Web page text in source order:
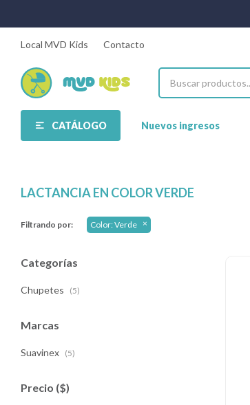
CATÁLOGO Nuevos ingresos
Local MVD Kids Contacto
LACTANCIA EN COLOR VERDE
Filtrando por: Color:Verde
Categorías
Chupetes (5)
Marcas
Suavinex (5)
Precio ($)